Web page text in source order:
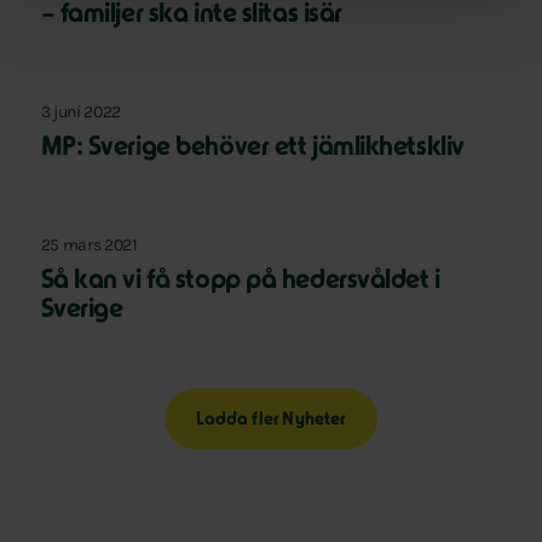
– familjer ska inte slitas isär
3 juni 2022
MP: Sverige behöver ett jämlikhetskliv
25 mars 2021
Så kan vi få stopp på hedersvåldet i
Sverige
Ladda fler Nyheter